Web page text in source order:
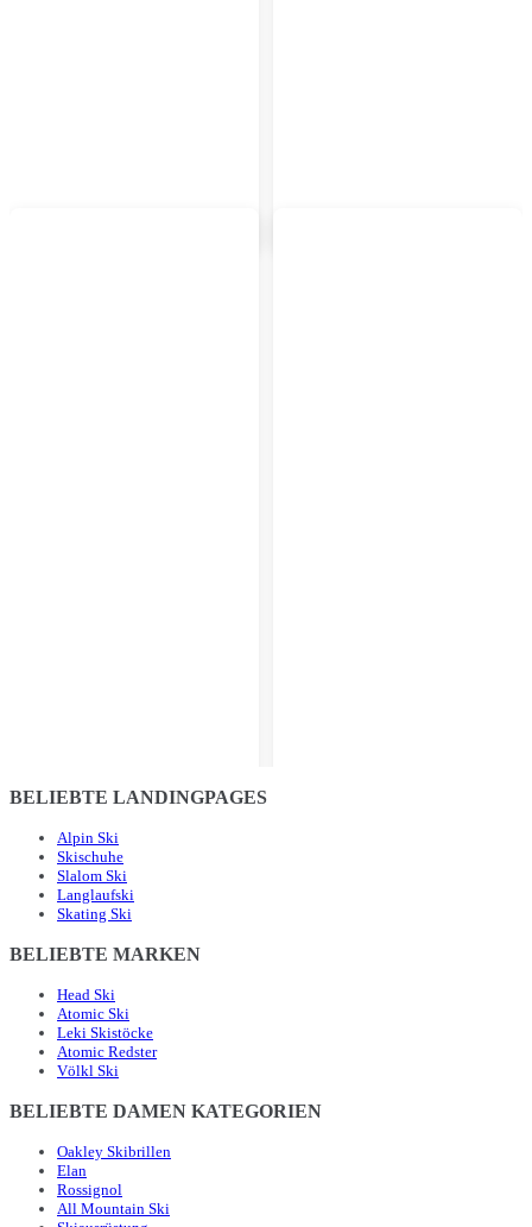
BELIEBTE LANDINGPAGES
Alpin Ski
Skischuhe
Slalom Ski
Langlaufski
Skating Ski
BELIEBTE MARKEN
Head Ski
Atomic Ski
Leki Skistöcke
Atomic Redster
Völkl Ski
BELIEBTE DAMEN KATEGORIEN
Oakley Skibrillen
Elan
Rossignol
All Mountain Ski